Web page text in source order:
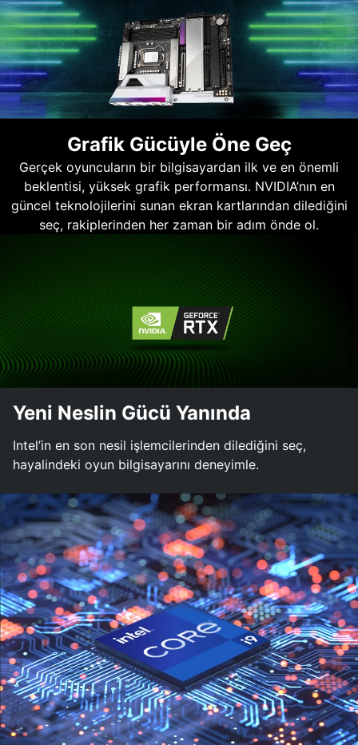
Grafik Gücüyle Öne Geç
Gerçek oyuncuların bir bilgisayardan ilk ve en önemli
beklentisi, yüksek grafik performansı. NVIDIA’nın en
güncel teknolojilerini sunan ekran kartlarından dilediğini
seç, rakiplerinden her zaman bir adım önde ol.
Yeni Neslin Gücü Yanında
Intel’in en son nesil işlemcilerinden dilediğini seç,
hayalindeki oyun bilgisayarını deneyimle.